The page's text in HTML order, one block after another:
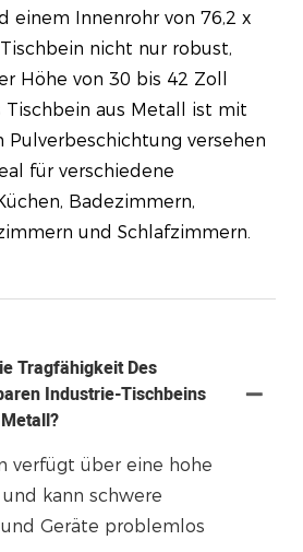
einem Innenrohr von 76,2 x
nicht nur robust,
Höhe von 30 bis 42 Zoll
Tischbein aus Metall ist mit
Pulverbeschichtung versehen
für verschiedene
Badezimmern,
und Schlafzimmern.
Tragfähigkeit Des
Industrie-Tischbeins
verfügt über eine hohe
kann schwere
Geräte problemlos